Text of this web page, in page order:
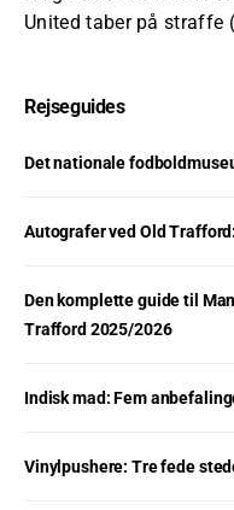
United taber på straffe
Rejseguides
Det nationale
Autografer ved Old
Den komplette guide til
Trafford 2025/2026
Indisk mad: Fem
Vinylpushere: Tre fede